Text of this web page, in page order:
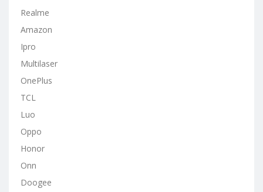
Realme
Amazon
Ipro
Multilaser
OnePlus
TCL
Luo
Oppo
Honor
Onn
Doogee